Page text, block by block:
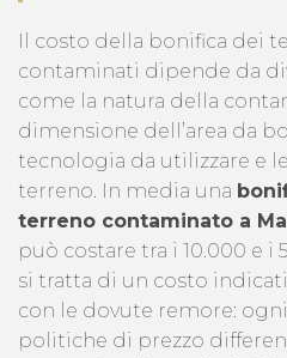
Il costo della bonifica dei
contaminati dipende da
come la natura della
dimensione dell’area da
tecnologia da utilizzare e
terreno. In media una
terreno contaminato a
può costare tra i 10.000 e i
si tratta di un costo
con le dovute remore:
politiche di prezzo